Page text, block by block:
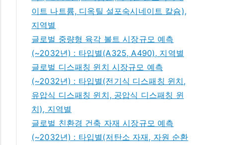
이트 나트륨, 디옥틸 설포숙시네이트 칼슘),
지역별
글로벌 중량형 육각 볼트 시장규모 예측
(~2032년) : 타입별(A325, A490), 지역별
글로벌 디스패칭 윈치 시장규모 예측
(~2032년) : 타입별(전기식 디스패칭 윈치,
유압식 디스패칭 윈치, 공압식 디스패칭 윈
치), 지역별
글로벌 친환경 건축 자재 시장규모 예측
(~2032년) : 타입별(저탄소 자재, 자원 순환